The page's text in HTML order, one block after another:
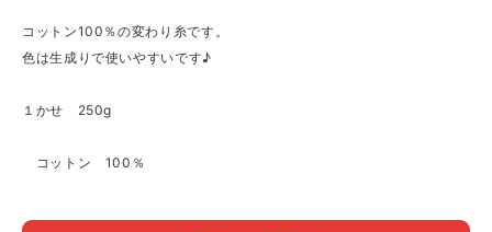
コットン100％の変わり糸です。
色は生成りで使いやすいです♪
１かせ 250g
コットン 100％